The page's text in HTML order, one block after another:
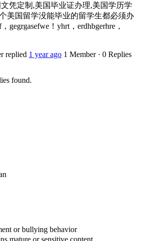
凭定制,美国毕业证办理,美国学历学
美国留学没能毕业的留学生都必须办
gegrgasefwe！yhrt，erdhbgerhre，
replied 1 year ago 1 Member · 0 Replies
found.
or bullying behavior